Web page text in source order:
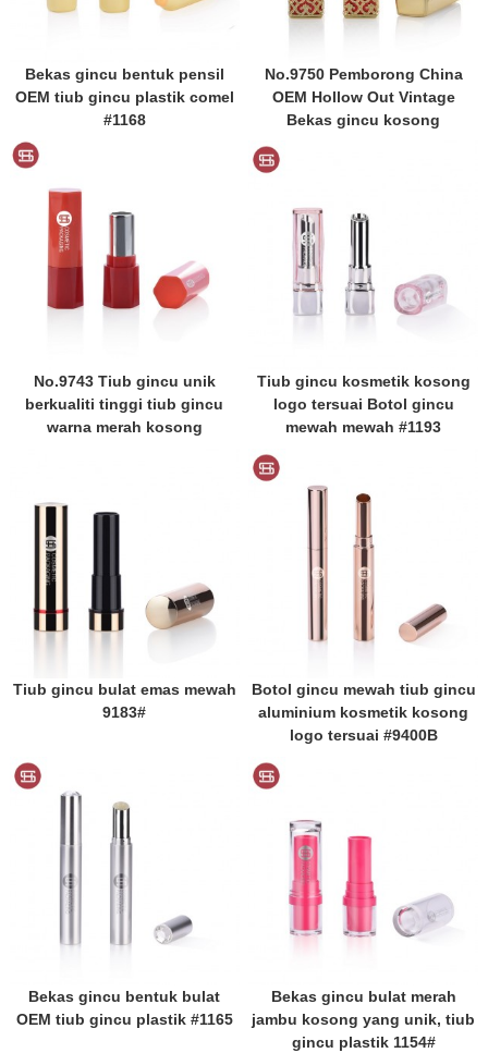
Bekas gincu bentuk pensil
OEM tiub gincu plastik comel
#1168
No.9750 Pemborong China
OEM Hollow Out Vintage
Bekas gincu kosong
No.9743 Tiub gincu unik
berkualiti tinggi tiub gincu
warna merah kosong
Tiub gincu kosmetik kosong
logo tersuai Botol gincu
mewah mewah #1193
Tiub gincu bulat emas mewah
9183#
Botol gincu mewah tiub gincu
aluminium kosmetik kosong
logo tersuai #9400B
Bekas gincu bentuk bulat
OEM tiub gincu plastik #1165
Bekas gincu bulat merah
jambu kosong yang unik, tiub
gincu plastik 1154#